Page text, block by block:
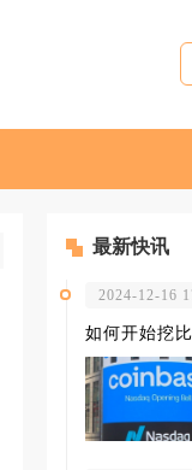
最新快讯
2024-12-16
如何开始挖